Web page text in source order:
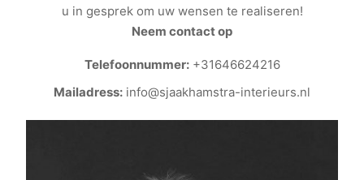
u in gesprek om uw wensen te realiseren!
Neem contact op
Telefoonnummer:+31646624216
Mailadress: info@sjaakhamstra-interieurs.nl